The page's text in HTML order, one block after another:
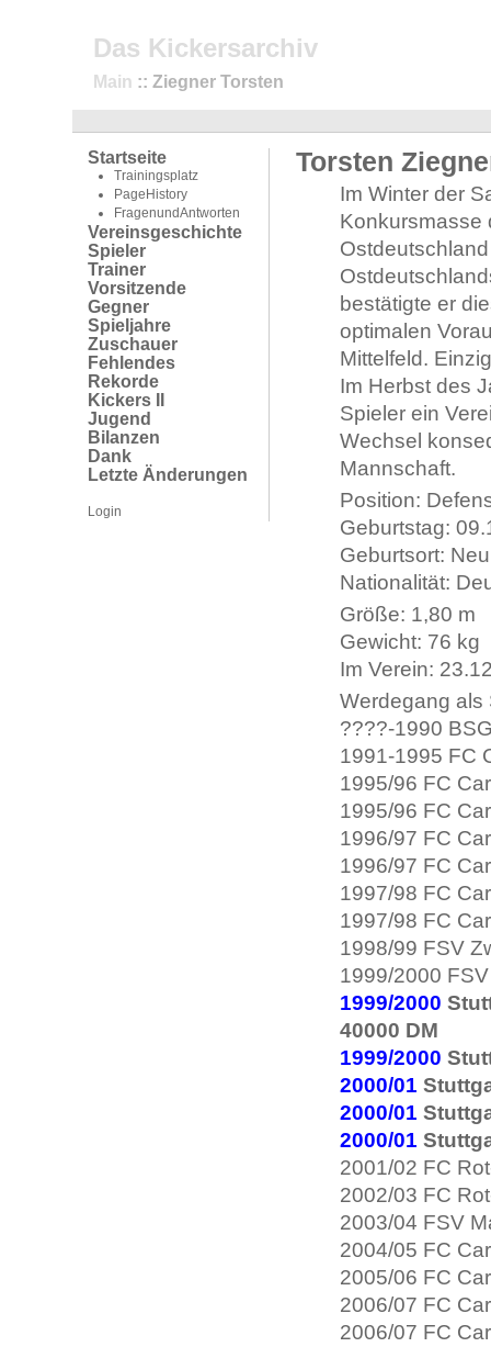
Das Kickersarchiv
Main :: Ziegner Torsten
Startseite
Trainingsplatz
PageHistory
FragenundAntworten
Vereinsgeschichte
Spieler
Trainer
Vorsitzende
Gegner
Spieljahre
Zuschauer
Fehlendes
Rekorde
Kickers II
Jugend
Bilanzen
Dank
Letzte Änderungen
Login
Torsten
Im Winter der
Konkursmasse
bestätigte er
optimalen
Mittelfeld.
Im Herbst des
Spieler ein
Wechsel
Mannschaft.
Position:
Geburtstag:
Geburtsort:
Nationalität:
Größe: 1,80 m
Gewicht: 76 kg
Im Verein:
Werdegang als
????-1990
1991-1995 FC
1995/96 FC
1995/96 FC
1996/97 FC
1996/97 FC
1997/98 FC
1997/98 FC
1998/99 FSV
1999/2000
1999/2000
40000 DM
1999/2000
2000/01
2000/01
2000/01
2001/02 FC
2002/03 FC
2003/04 FSV
2004/05 FC
2005/06 FC
2006/07 FC
2006/07 FC